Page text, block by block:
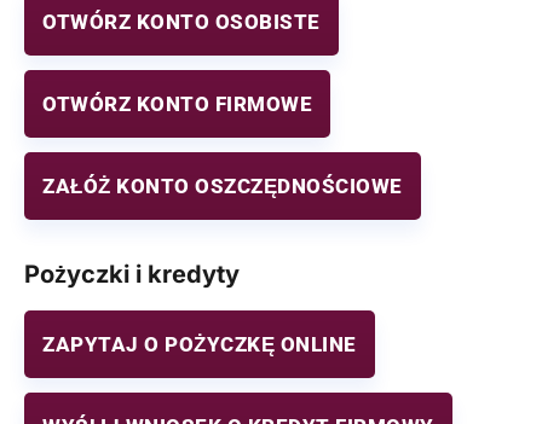
OTWÓRZ KONTO OSOBISTE
OTWÓRZ KONTO FIRMOWE
ZAŁÓŻ KONTO OSZCZĘDNOŚCIOWE
Pożyczki i kredyty
ZAPYTAJ O POŻYCZKĘ ONLINE